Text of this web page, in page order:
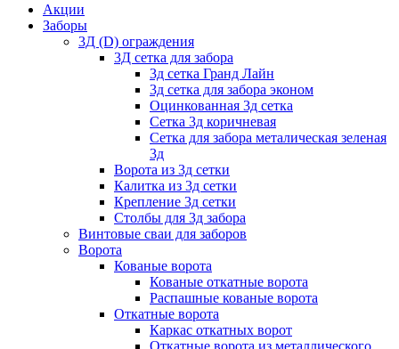
Акции
Заборы
3Д (D) ограждения
3Д сетка для забора
3д сетка Гранд Лайн
3д сетка для забора эконом
Оцинкованная 3д сетка
Сетка 3д коричневая
Сетка для забора металическая зеленая
3д
Ворота из 3д сетки
Калитка из 3д сетки
Крепление 3д сетки
Столбы для 3д забора
Винтовые сваи для заборов
Ворота
Кованые ворота
Кованые откатные ворота
Распашные кованые ворота
Откатные ворота
Каркас откатных ворот
Откатные ворота из металлического